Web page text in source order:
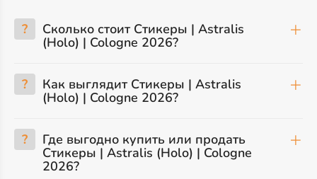
? Сколько стоит Стикеры | Astralis
(Holo) | Cologne 2026?
? Как выглядит Стикеры | Astralis
(Holo) | Cologne 2026?
? Где выгодно купить или продать
Стикеры | Astralis (Holo) | Cologne
2026?